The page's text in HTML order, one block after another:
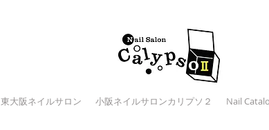
東大阪ネイルサロン 小阪ネイルサロンカリプソ２ Nail